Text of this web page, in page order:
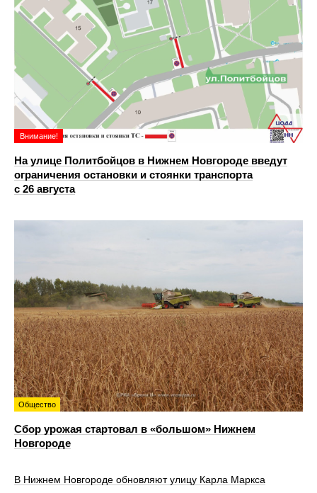
Внимание!
На улице Политбойцов в Нижнем Новгороде введут
ограничения остановки и стоянки транспорта
с 26 августа
Общество
Сбор урожая стартовал в «большом» Нижнем
Новгороде
В Нижнем Новгороде обновляют улицу Карла Маркса